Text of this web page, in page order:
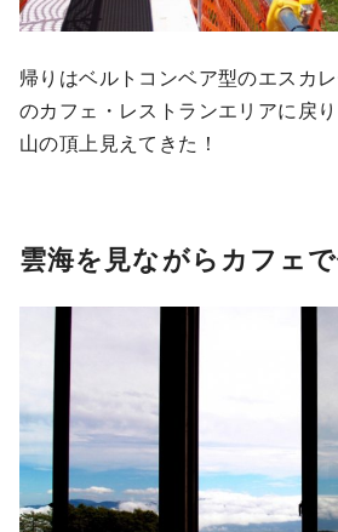
帰りはベルトコンベア型のエスカ
のカフェ・レストランエリアに戻
山の頂上見えてきた！
雲海を見ながらカフェ